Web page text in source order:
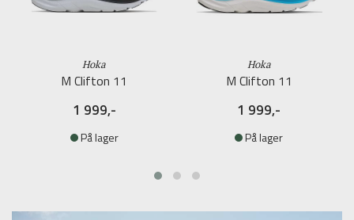
Hoka
M Clifton 11
1 999,-
På lager
Hoka
M Clifton 11
1 999,-
På lager